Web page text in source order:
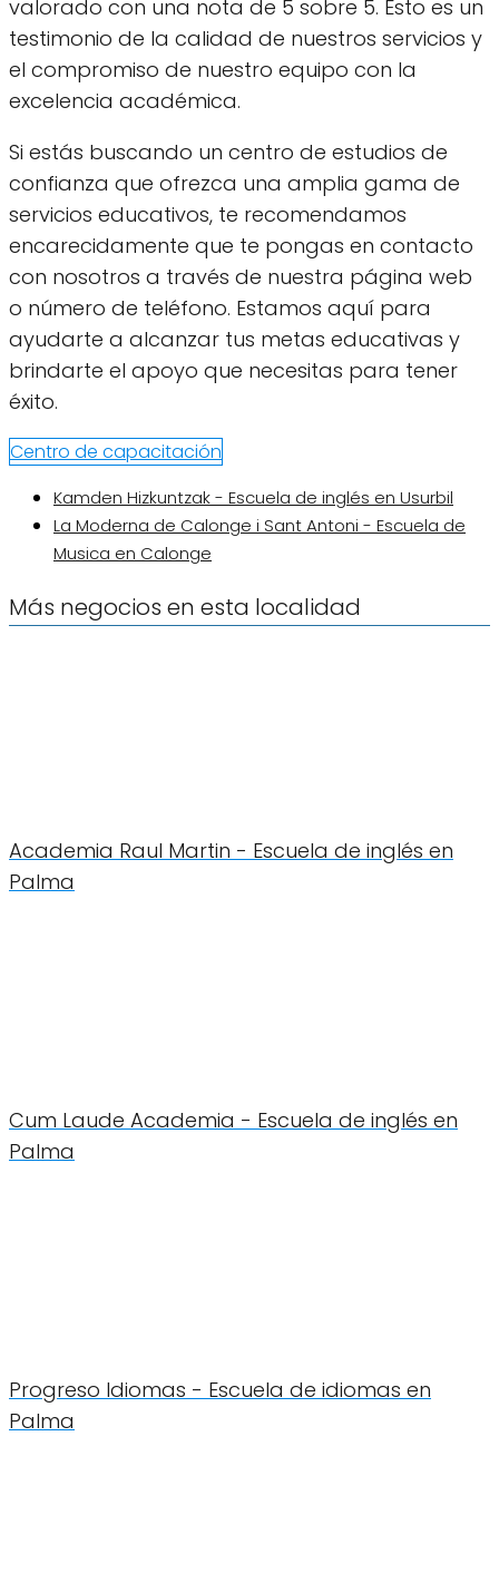
valorado con una nota de 5 sobre 5. Esto es un
testimonio de la calidad de nuestros servicios y
el compromiso de nuestro equipo con la
excelencia académica.
Si estás buscando un centro de estudios de
confianza que ofrezca una amplia gama de
servicios educativos, te recomendamos
encarecidamente que te pongas en contacto
con nosotros a través de nuestra página web
o número de teléfono. Estamos aquí para
ayudarte a alcanzar tus metas educativas y
brindarte el apoyo que necesitas para tener
éxito.
Centro de capacitación
Kamden Hizkuntzak - Escuela de inglés en Usurbil
La Moderna de Calonge i Sant Antoni - Escuela de
Musica en Calonge
Más negocios en esta localidad
Academia Raul Martin - Escuela de inglés en
Palma
Cum Laude Academia - Escuela de inglés en
Palma
Progreso Idiomas - Escuela de idiomas en
Palma